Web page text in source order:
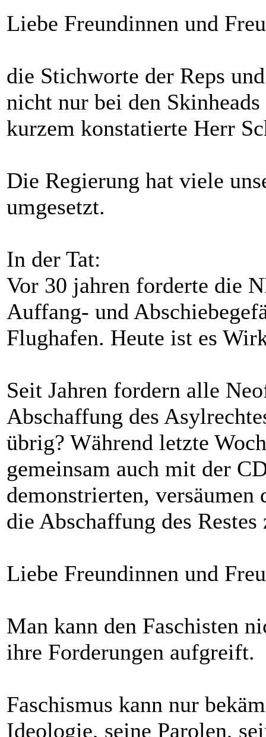
Liebe Freundinnen und
die Stichworte der Reps
nicht nur bei den
kurzem konstatierte Herr
Die Regierung hat viele
umgesetzt.
In der Tat:
Vor 30 jahren forderte die
Auffang- und
Flughafen. Heute ist es
Seit Jahren fordern alle
Abschaffung des
übrig? Während letzte
gemeinsam auch mit der
demonstrierten,
die Abschaffung des
Liebe Freundinnen und
Man kann den Faschisten
ihre Forderungen aufgreift.
Faschismus kann nur
Ideologie, seine Parolen,